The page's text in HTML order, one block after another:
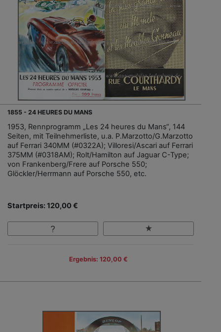
1855 - 24 HEURES DU MANS
1953, Rennprogramm „Les 24 heures du Mans“, 144
Seiten, mit Teilnehmerliste, u.a. P.Marzotto/G.Marzotto
auf Ferrari 340MM (#0322A); Villoresi/Ascari auf Ferrari
375MM (#0318AM); Rolt/Hamilton auf Jaguar C-Type;
von Frankenberg/Frere auf Porsche 550;
Glöckler/Herrmann auf Porsche 550, etc.
Startpreis: 120,00 €
Ergebnis: 120,00 €